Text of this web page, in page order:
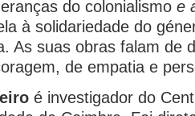
do colonialismo e
à solidariedade do
As suas obras falam de
de empatia e
é investigador do